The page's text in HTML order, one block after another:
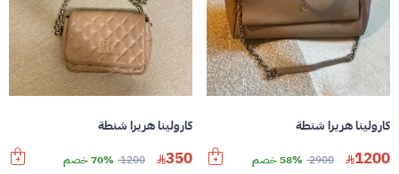
كارولينا هريرا شنطة
1200
2900 58% خصم
كارولينا هريرا شنطة
350
1200 70% خصم